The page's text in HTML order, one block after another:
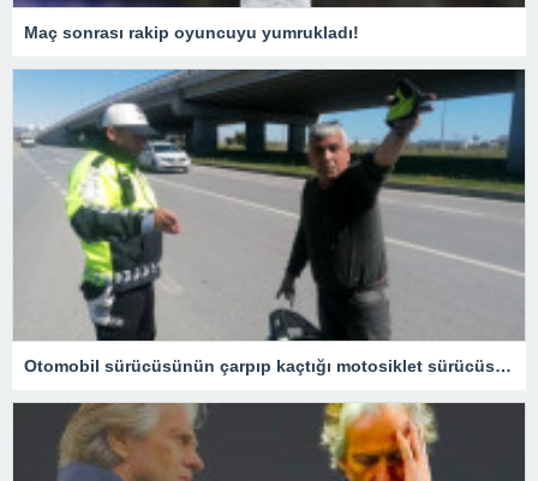
Maç sonrası rakip oyuncuyu yumrukladı!
Otomobil sürücüsünün çarpıp kaçtığı motosiklet sürücüsü yaralandı